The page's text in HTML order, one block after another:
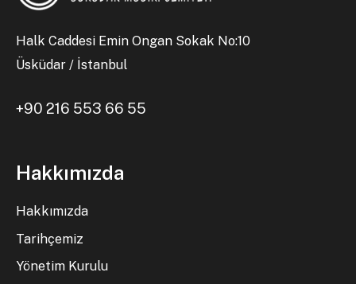
Halk Caddesi Emin Ongan Sokak No:10
Üsküdar / İstanbul
+90 216 553 66 55
Hakkımızda
Hakkımızda
Tarihçemiz
Yönetim Kurulu